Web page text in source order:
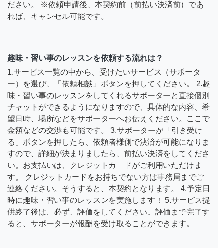
ださい。 ※依頼申請後、本契約前（前払い決済前）であ
れば、キャンセル可能です。
趣味・習い事のレッスンを依頼する流れは？
1.サービス一覧の中から、受けたいサービス（サポータ
ー）を選び、「依頼相談」ボタンを押してください。 2.趣
味・習い事のレッスンをしてくれるサポーターと直接個別
チャットができるようになりますので、具体的な内容、希
望日時、場所などをサポーターへお伝えください。ここで
金額などの交渉も可能です。 3.サポーターが「引き受け
る」ボタンを押したら、依頼者様側で決済が可能になりま
すので、詳細が決まりましたら、前払い決済をしてくださ
い。お支払いは、クレジットカードがご利用いただけま
す。 クレジットカードをお持ちでない方は事務局までご
連絡ください。そうすると、本契約となります。 4.予定日
時に趣味・習い事のレッスンを実施します！ 5.サービス提
供終了後は、必ず、評価をしてください。評価まで完了す
ると、サポーターが報酬を受け取ることができます。